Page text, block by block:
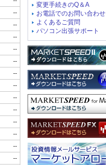
変更手続きのQ＆A
お電話でのお問い合わせ
よくあるご質問
パソコン出張サポート